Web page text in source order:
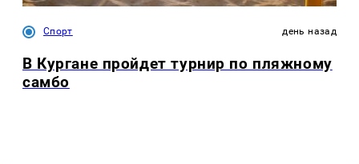
Спорт день назад
В Кургане пройдет турнир по пляжному
самбо